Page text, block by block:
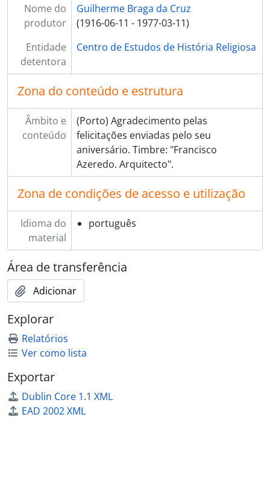
Nome do
produtor
Guilherme Braga da Cruz
(1916-06-11 - 1977-03-11)
Entidade
detentora
Centro de Estudos de História Religiosa
Zona do conteúdo e estrutura
Âmbito e
conteúdo
(Porto) Agradecimento pelas
felicitações enviadas pelo seu
aniversário. Timbre: "Francisco
Azeredo. Arquitecto".
Zona de condições de acesso e utilização
Idioma do
material
português
Área de transferência
Adicionar
Explorar
Relatórios
Ver como lista
Exportar
Dublin Core 1.1 XML
EAD 2002 XML